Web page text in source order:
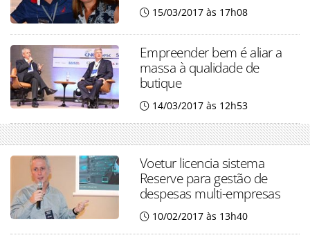
15/03/2017 às 17h08
Empreender bem é aliar a
massa à qualidade de
butique
14/03/2017 às 12h53
Voetur licencia sistema
Reserve para gestão de
despesas multi-empresas
10/02/2017 às 13h40